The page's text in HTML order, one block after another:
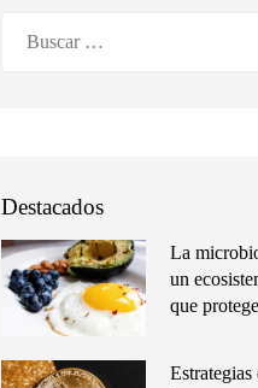
Destacados
La
un
que
Estrategias